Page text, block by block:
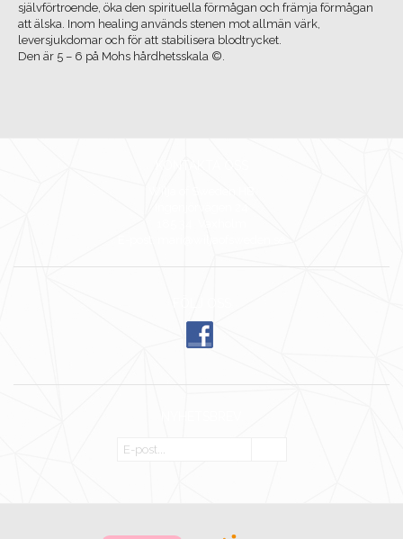
självförtroende, öka den spirituella förmågan och främja förmågan
att älska. Inom healing används stenen mot allmän värk,
leversjukdomar och för att stabilisera blodtrycket.
Den är 5 – 6 på Mohs hårdhetsskala ©.